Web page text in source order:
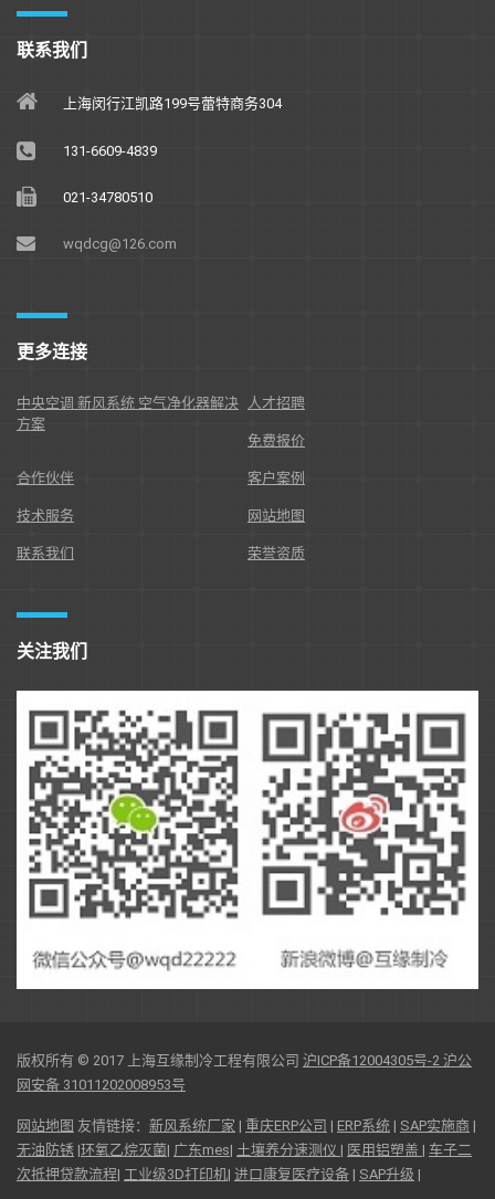
联系我们
上海闵行江凯路199号蕾特商务304
131-6609-4839
021-34780510
wqdcg@126.com
更多连接
中央空调 新风系统 空气净化器解决
方案
人才招聘
免费报价
合作伙伴 客户案例
技术服务 网站地图
联系我们 荣誉资质
关注我们
版权所有 © 2017 上海互缘制冷工程有限公司 沪ICP备12004305号-2 沪公
网安备 31011202008953号
网站地图 友情链接： 新风系统厂家 | 重庆ERP公司 | ERP系统 | SAP实施商 |
无油防锈 |环氧乙烷灭菌| 广东mes| 土壤养分速测仪 | 医用铝塑盖 | 车子二
次抵押贷款流程| 工业级3D打印机| 进口康复医疗设备 | SAP升级 |